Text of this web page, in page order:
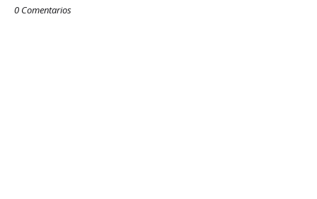
0 Comentarios